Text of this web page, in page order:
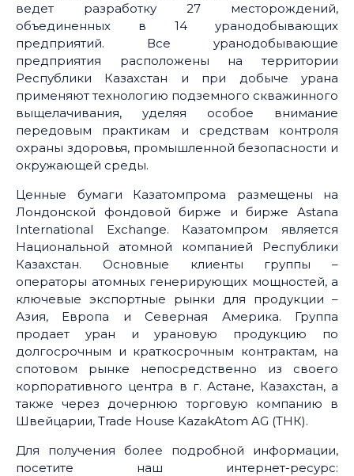
ведет разработку 27 месторождений,
объединенных в 14 уранодобывающих
предприятий. Все уранодобывающие
предприятия расположены на территории
Республики Казахстан и при добыче урана
применяют технологию подземного скважинного
выщелачивания, уделяя особое внимание
передовым практикам и средствам контроля
охраны здоровья, промышленной безопасности и
окружающей среды.
Ценные бумаги Казатомпрома размещены на
Лондонской фондовой бирже и бирже Astana
International Exchange. Казатомпром является
Национальной атомной компанией Республики
Казахстан. Основные клиенты группы –
операторы атомных генерирующих мощностей, а
ключевые экспортные рынки для продукции –
Азия, Европа и Северная Америка. Группа
продает уран и урановую продукцию по
долгосрочным и краткосрочным контрактам, на
спотовом рынке непосредственно из своего
корпоративного центра в г. Астане, Казахстан, а
также через дочернюю торговую компанию в
Швейцарии, Trade House KazakAtom AG (ТНК).
Для получения более подробной информации,
посетите наш интернет-ресурс: